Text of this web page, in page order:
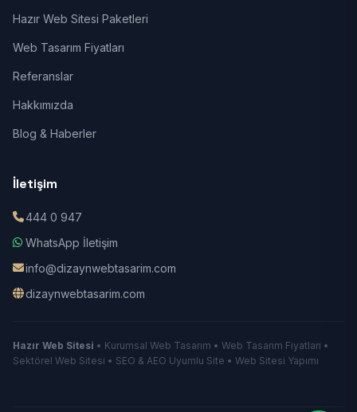
Hazır Web Sitesi Paketleri
Web Tasarım Fiyatları
Referanslar
Hakkımızda
Blog & Haberler
İletişim
444 0 947
WhatsApp İletişim
info@dizaynwebtasarim.com
dizaynwebtasarim.com
Hazır Web Sitesi • Kurumsal Web Tasarım • Web Tasarım Fiyatları •
Sektörel Web Sitesi • SEO & AEO Uyumlu Site • Web Sitesi Yapımı